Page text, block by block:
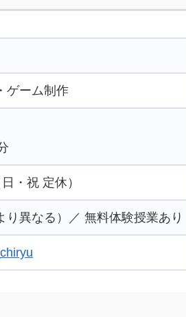
ゲーム制作
・祝 定休）
異なる）／ 無料体験授業あり